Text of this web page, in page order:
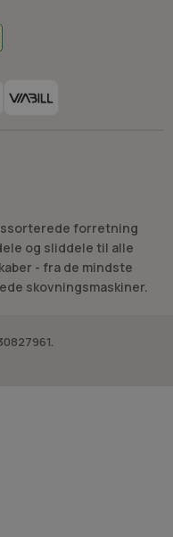
forretning
og sliddele til alle
- fra de mindste
skovningsmaskiner.